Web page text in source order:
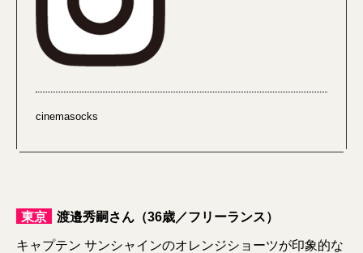
cinemasocks
東京 渡邉秀嗣さん（36歳／フリーランス）
キャプテン サンシャインのオレンジショーツが印象的な